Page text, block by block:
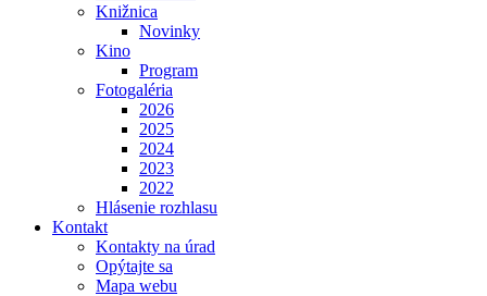
Knižnica
Novinky
Kino
Program
Fotogaléria
2026
2025
2024
2023
2022
Hlásenie rozhlasu
Kontakt
Kontakty na úrad
Opýtajte sa
Mapa webu